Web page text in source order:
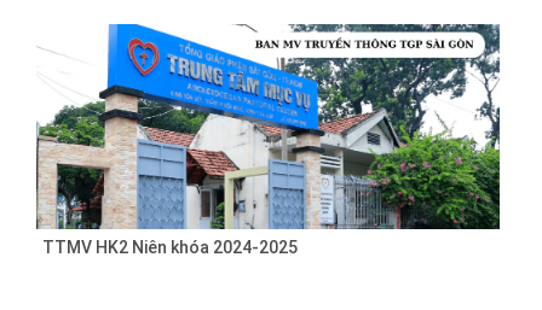
TTMV HK2 Niên khóa 2024-2025